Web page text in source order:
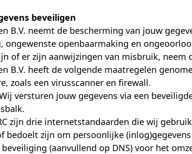
beveiligen
B.V. neemt de bescherming van jouw
ongewenste openbaarmaking en
of er zijn aanwijzingen van misbruik,
B.V. heeft de volgende maatregelen
zoals een virusscanner en firewall.
Wij versturen jouw gegevens via een
zijn drie internetstandaarden die wij
bedoelt zijn om persoonlijke
beveiliging (aanvullend op DNS) voor het